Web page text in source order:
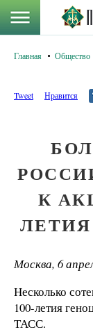
Главная Общество
Tweet Нравится
К
Москва, 6
Несколько
100-летия
ТАСС.